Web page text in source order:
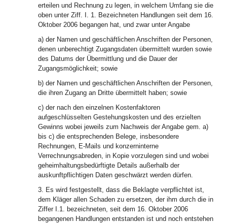
erteilen und Rechnung zu legen, in welchem Umfang sie die
oben unter Ziff. I. 1. Bezeichneten Handlungen seit dem 16.
Oktober 2006 begangen hat, und zwar unter Angabe
a) der Namen und geschäftlichen Anschriften der Personen,
denen unberechtigt Zugangsdaten übermittelt wurden sowie
des Datums der Übermittlung und die Dauer der
Zugangsmöglichkeit; sowie
b) der Namen und geschäftlichen Anschriften der Personen,
die ihren Zugang an Dritte übermittelt haben; sowie
c) der nach den einzelnen Kostenfaktoren
aufgeschlüsselten Gestehungskosten und des erzielten
Gewinns wobei jeweils zum Nachweis der Angabe gem. a)
bis c) die entsprechenden Belege, insbesondere
Rechnungen, E-Mails und konzerninterne
Verrechnungsabreden, in Kopie vorzulegen sind und wobei
geheimhaltungsbedürftigte Details außerhalb der
auskunftpflichtigen Daten geschwärzt werden dürfen.
3. Es wird festgestellt, dass die Beklagte verpflichtet ist,
dem Kläger allen Schaden zu ersetzen, der ihm durch die in
Ziffer I.1. bezeichneten, seit dem 16. Oktober 2006
begangenen Handlungen entstanden ist und noch entstehen